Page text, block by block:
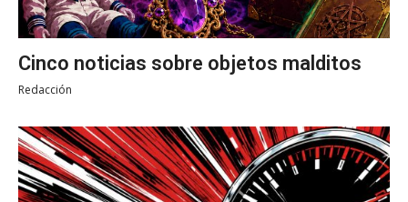
Cinco noticias sobre objetos malditos
Redacción